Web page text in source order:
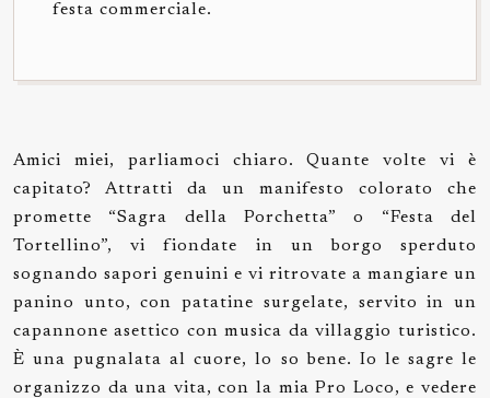
festa commerciale.
Amici miei, parliamoci chiaro. Quante volte vi è
capitato? Attratti da un manifesto colorato che
promette “Sagra della Porchetta” o “Festa del
Tortellino”, vi fiondate in un borgo sperduto
sognando sapori genuini e vi ritrovate a mangiare un
panino unto, con patatine surgelate, servito in un
capannone asettico con musica da villaggio turistico.
È una pugnalata al cuore, lo so bene. Io le sagre le
organizzo da una vita, con la mia Pro Loco, e vedere